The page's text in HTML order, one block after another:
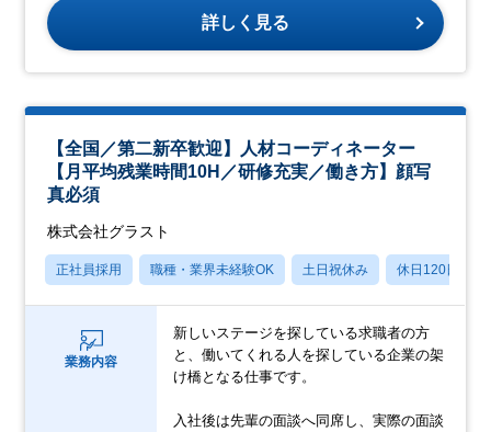
詳しく見る
【全国／第二新卒歓迎】人材コーディネーター
【月平均残業時間10H／研修充実／働き方】顔写
真必須
株式会社グラスト
正社員採用 職種・業界未経験OK 土日祝休み 休日120日以上
業務内容
新しいステージを探している求職者の方
と、働いてくれる人を探している企業の架
け橋となる仕事です。
入社後は先輩の面談へ同席し、実際の面談